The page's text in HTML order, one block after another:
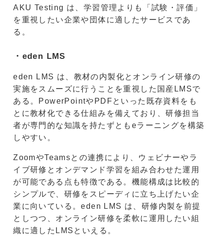
AKU Testing は、学習管理よりも「試験・評価」
を重視したい企業や団体に適したサービスであ
る。
・eden LMS
eden LMS は、教材の内製化とオンライン研修の
実施をスムーズに行うことを重視した国産LMSで
ある。PowerPointやPDFといった既存資料をも
とに教材化できる仕組みを備えており、研修担当
者が専門的な知識を持たずともeラーニングを構築
しやすい。
ZoomやTeamsとの連携により、ウェビナーやラ
イブ研修とオンデマンド学習を組み合わせた運用
が可能である点も特徴である。機能構成は比較的
シンプルで、研修をスピーディに立ち上げたい企
業に向いている。eden LMS は、研修内製を前提
としつつ、オンライン研修を柔軟に運用したい組
織に適したLMSといえる。